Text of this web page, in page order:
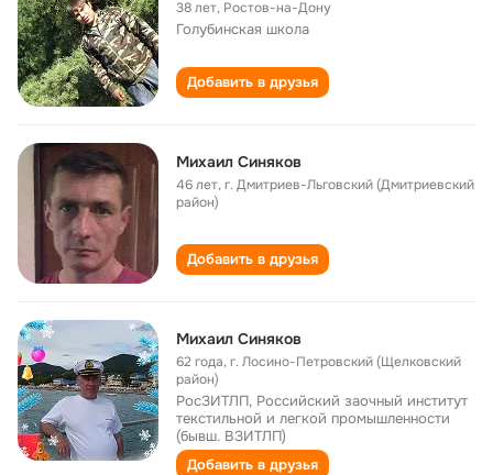
38 лет, Ростов-на-Дону
Голубинская школа
Добавить в друзья
Михаил Синяков
46 лет,г. Дмитриев-Льговский (Дмитриевский
район)
Добавить в друзья
Михаил Синяков
62 года,г. Лосино-Петровский (Щелковский
район)
РосЗИТЛП, Российский заочный институт
текстильной и легкой промышленности
(бывш. ВЗИТЛП)
Добавить в друзья